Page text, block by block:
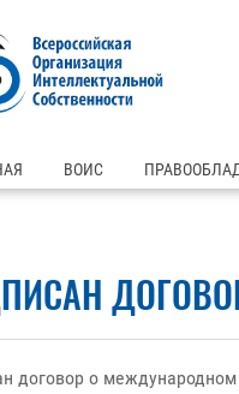
ВОИС
договор о